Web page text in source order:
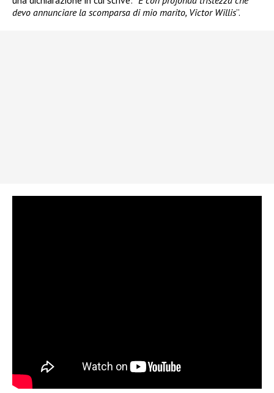
devo annunciare la scomparsa di mio marito, Victor Willis”.